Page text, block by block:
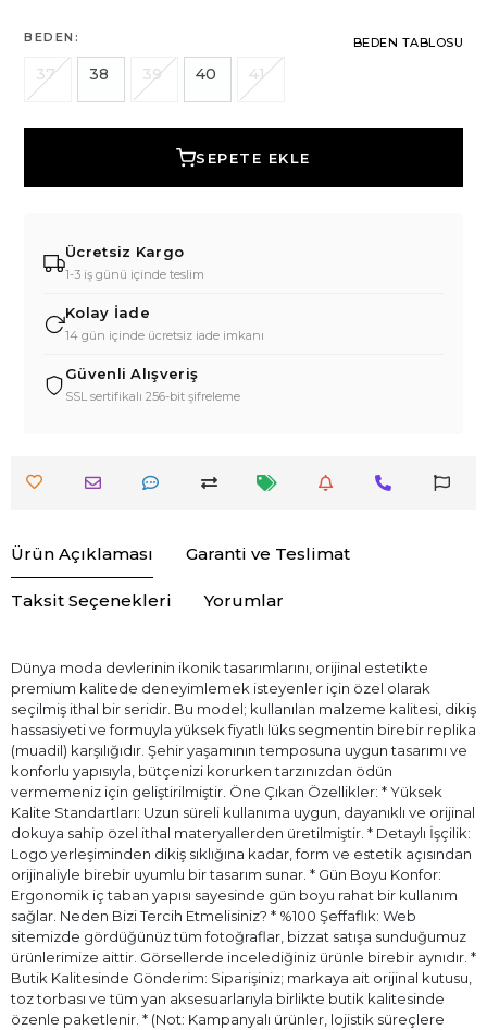
BEDEN: BEDEN TABLOSU
37 38 39 40 41
SEPETE EKLE
Ücretsiz Kargo
1-3 iş günü içinde teslim
Kolay İade
14 gün içinde ücretsiz iade imkanı
Güvenli Alışveriş
SSL sertifikalı 256-bit şifreleme
Ürün Açıklaması Garanti ve Teslimat
Taksit Seçenekleri Yorumlar
Dünya moda devlerinin ikonik tasarımlarını, orijinal estetikte
premium kalitede deneyimlemek isteyenler için özel olarak
seçilmiş ithal bir seridir. Bu model; kullanılan malzeme kalitesi, dikiş
hassasiyeti ve formuyla yüksek fiyatlı lüks segmentin birebir replika
(muadil) karşılığıdır. Şehir yaşamının temposuna uygun tasarımı ve
konforlu yapısıyla, bütçenizi korurken tarzınızdan ödün
vermemeniz için geliştirilmiştir. Öne Çıkan Özellikler: * Yüksek
Kalite Standartları: Uzun süreli kullanıma uygun, dayanıklı ve orijinal
dokuya sahip özel ithal materyallerden üretilmiştir. * Detaylı İşçilik:
Logo yerleşiminden dikiş sıklığına kadar, form ve estetik açısından
orijinaliyle birebir uyumlu bir tasarım sunar. * Gün Boyu Konfor:
Ergonomik iç taban yapısı sayesinde gün boyu rahat bir kullanım
sağlar. Neden Bizi Tercih Etmelisiniz? * %100 Şeffaflık: Web
sitemizde gördüğünüz tüm fotoğraflar, bizzat satışa sunduğumuz
ürünlerimize aittir. Görsellerde incelediğiniz ürünle birebir aynıdır. *
Butik Kalitesinde Gönderim: Siparişiniz; markaya ait orijinal kutusu,
toz torbası ve tüm yan aksesuarlarıyla birlikte butik kalitesinde
özenle paketlenir. * (Not: Kampanyalı ürünler, lojistik süreçlere